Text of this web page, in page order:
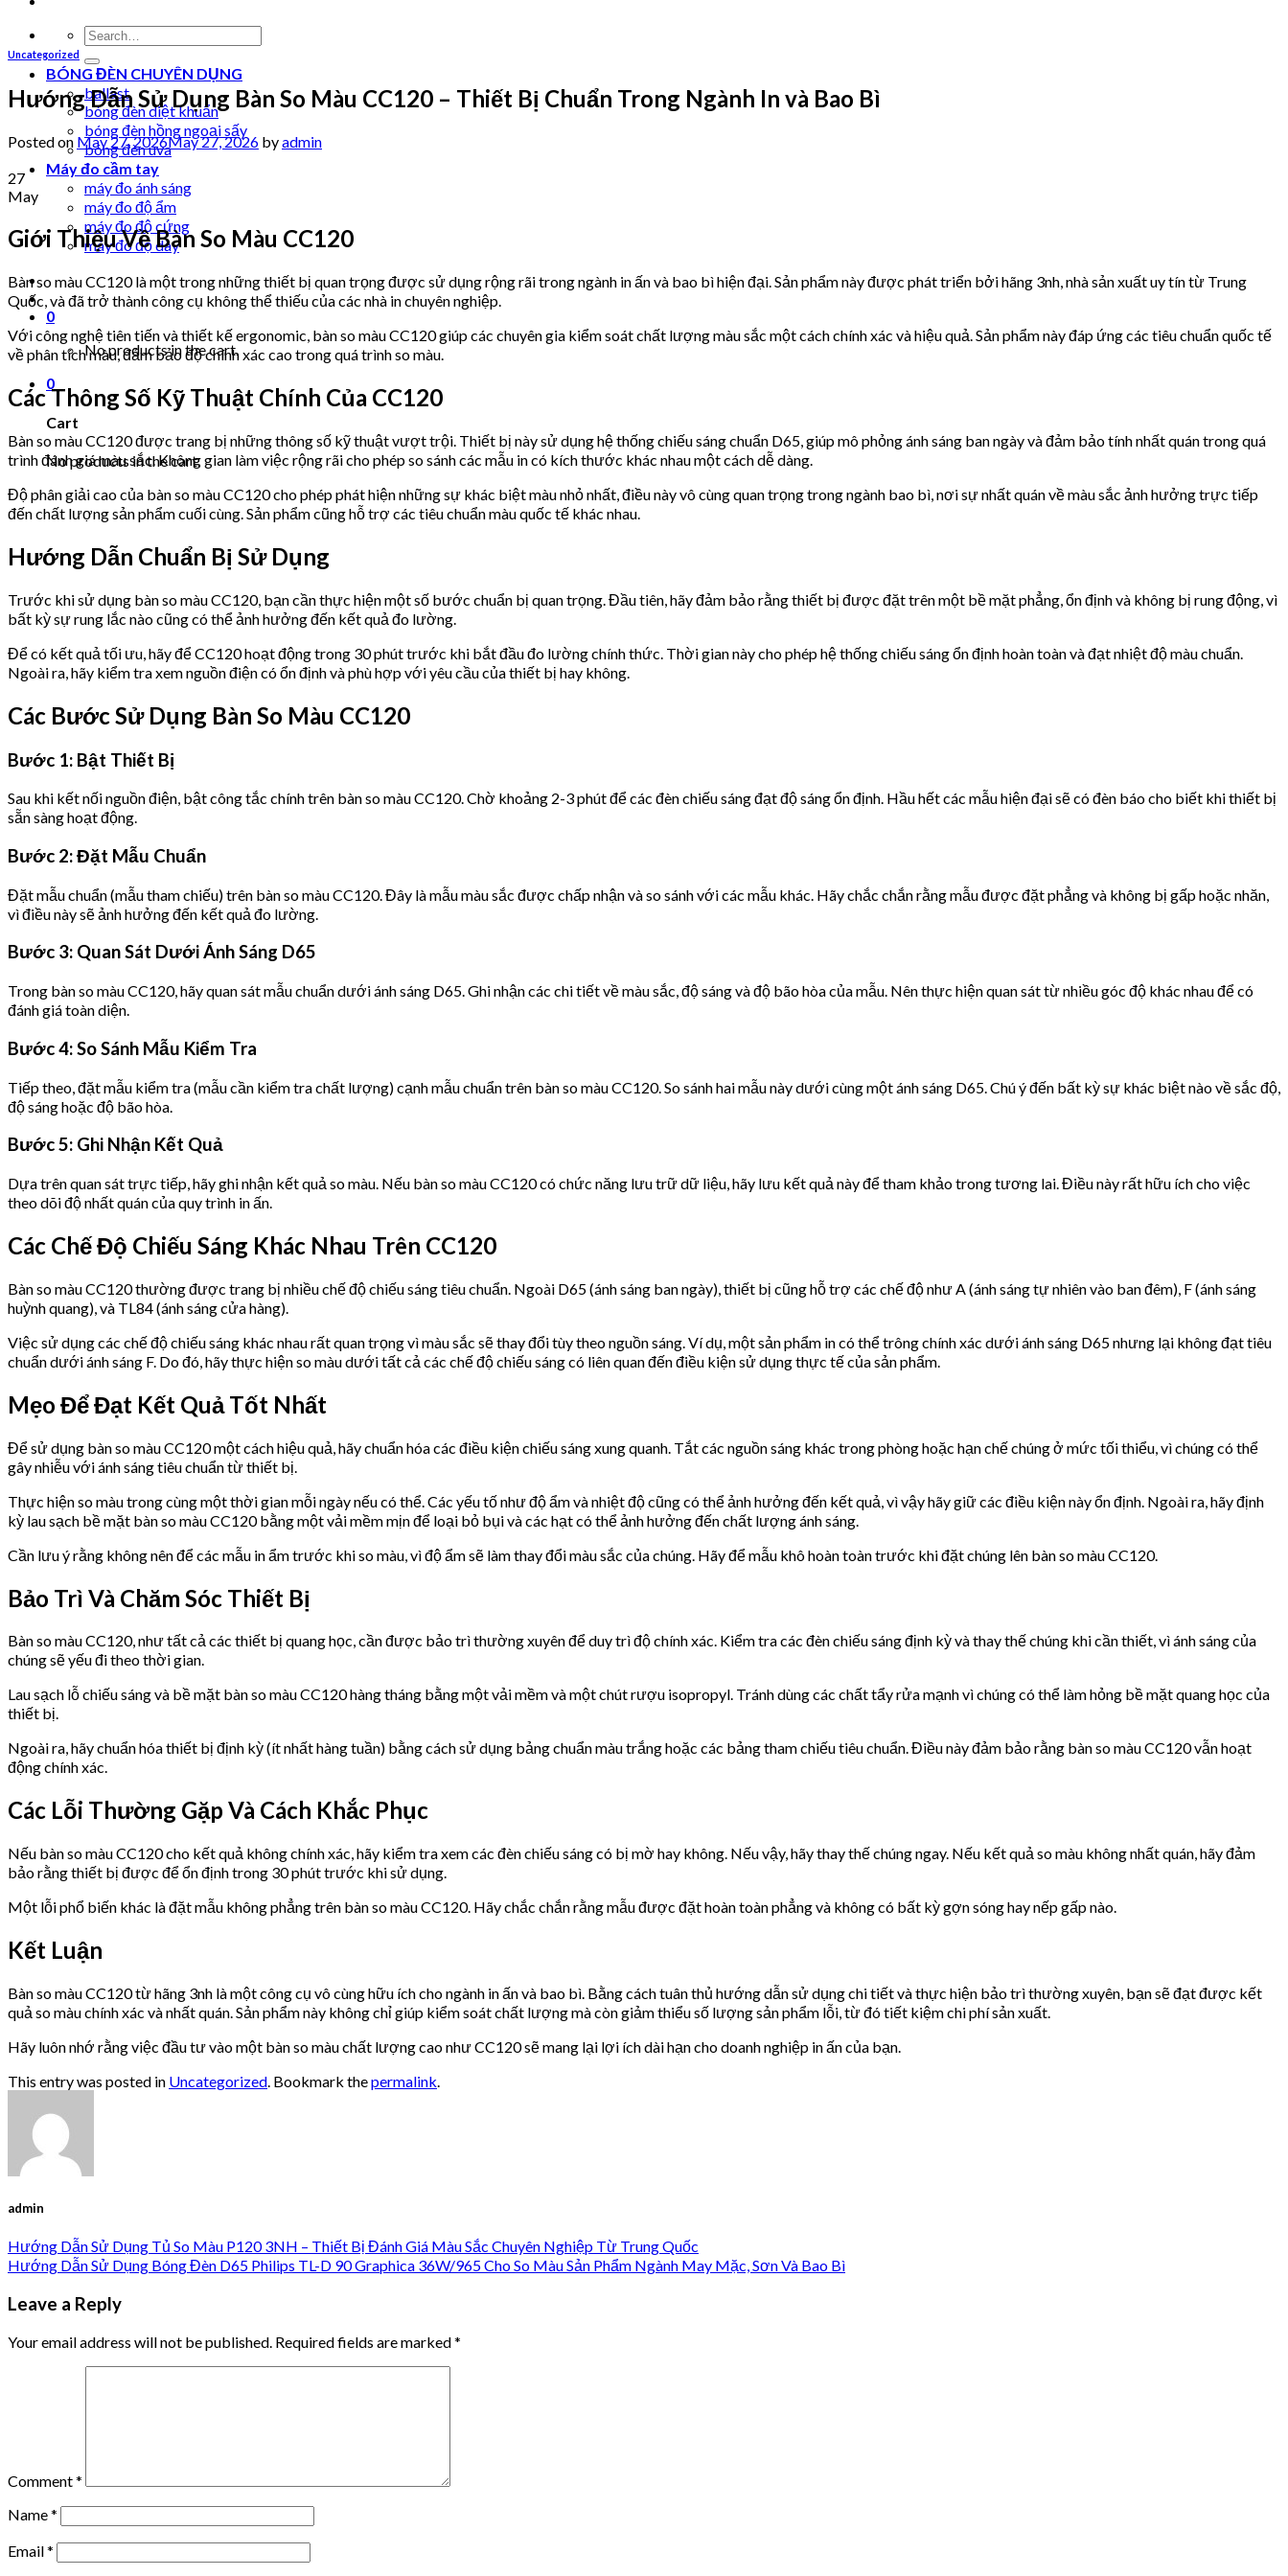
Search
for:
BÓNG ĐÈN CHUYÊN DỤNG
ballast
bóng đèn diệt khuẩn
bóng đèn hồng ngoại sấy
bóng đèn uva
Máy đo cầm tay
máy đo ánh sáng
máy đo độ ẩm
máy đo độ cứng
máy đo độ dày
0
No products in the cart.
0
Cart
No products in the cart.
Uncategorized
Hướng Dẫn Sử Dụng Bàn So Màu CC120 – Thiết Bị Chuẩn Trong Ngành In và Bao Bì
Posted on May 27, 2026May 27, 2026 byadmin
27
May
Giới Thiệu Về Bàn So Màu CC120
Bàn so màu CC120 là một trong những thiết bị quan trọng được sử dụng rộng rãi trong ngành in ấn và bao bì hiện đại. Sản phẩm này được phát triển bởi hãng 3nh, nhà sản xuất uy tín từ Trung
Quốc, và đã trở thành công cụ không thể thiếu của các nhà in chuyên nghiệp.
Với công nghệ tiên tiến và thiết kế ergonomic, bàn so màu CC120 giúp các chuyên gia kiểm soát chất lượng màu sắc một cách chính xác và hiệu quả. Sản phẩm này đáp ứng các tiêu chuẩn quốc tế
về phân tích màu, đảm bảo độ chính xác cao trong quá trình so màu.
Các Thông Số Kỹ Thuật Chính Của CC120
Bàn so màu CC120 được trang bị những thông số kỹ thuật vượt trội. Thiết bị này sử dụng hệ thống chiếu sáng chuẩn D65, giúp mô phỏng ánh sáng ban ngày và đảm bảo tính nhất quán trong quá
trình đánh giá màu sắc. Không gian làm việc rộng rãi cho phép so sánh các mẫu in có kích thước khác nhau một cách dễ dàng.
Độ phân giải cao của bàn so màu CC120 cho phép phát hiện những sự khác biệt màu nhỏ nhất, điều này vô cùng quan trọng trong ngành bao bì, nơi sự nhất quán về màu sắc ảnh hưởng trực tiếp
đến chất lượng sản phẩm cuối cùng. Sản phẩm cũng hỗ trợ các tiêu chuẩn màu quốc tế khác nhau.
Hướng Dẫn Chuẩn Bị Sử Dụng
Trước khi sử dụng bàn so màu CC120, bạn cần thực hiện một số bước chuẩn bị quan trọng. Đầu tiên, hãy đảm bảo rằng thiết bị được đặt trên một bề mặt phẳng, ổn định và không bị rung động, vì
bất kỳ sự rung lắc nào cũng có thể ảnh hưởng đến kết quả đo lường.
Để có kết quả tối ưu, hãy để CC120 hoạt động trong 30 phút trước khi bắt đầu đo lường chính thức. Thời gian này cho phép hệ thống chiếu sáng ổn định hoàn toàn và đạt nhiệt độ màu chuẩn.
Ngoài ra, hãy kiểm tra xem nguồn điện có ổn định và phù hợp với yêu cầu của thiết bị hay không.
Các Bước Sử Dụng Bàn So Màu CC120
Bước 1: Bật Thiết Bị
Sau khi kết nối nguồn điện, bật công tắc chính trên bàn so màu CC120. Chờ khoảng 2-3 phút để các đèn chiếu sáng đạt độ sáng ổn định. Hầu hết các mẫu hiện đại sẽ có đèn báo cho biết khi thiết bị
sẵn sàng hoạt động.
Bước 2: Đặt Mẫu Chuẩn
Đặt mẫu chuẩn (mẫu tham chiếu) trên bàn so màu CC120. Đây là mẫu màu sắc được chấp nhận và so sánh với các mẫu khác. Hãy chắc chắn rằng mẫu được đặt phẳng và không bị gấp hoặc nhăn,
vì điều này sẽ ảnh hưởng đến kết quả đo lường.
Bước 3: Quan Sát Dưới Ánh Sáng D65
Trong bàn so màu CC120, hãy quan sát mẫu chuẩn dưới ánh sáng D65. Ghi nhận các chi tiết về màu sắc, độ sáng và độ bão hòa của mẫu. Nên thực hiện quan sát từ nhiều góc độ khác nhau để có
đánh giá toàn diện.
Bước 4: So Sánh Mẫu Kiểm Tra
Tiếp theo, đặt mẫu kiểm tra (mẫu cần kiểm tra chất lượng) cạnh mẫu chuẩn trên bàn so màu CC120. So sánh hai mẫu này dưới cùng một ánh sáng D65. Chú ý đến bất kỳ sự khác biệt nào về sắc độ,
độ sáng hoặc độ bão hòa.
Bước 5: Ghi Nhận Kết Quả
Dựa trên quan sát trực tiếp, hãy ghi nhận kết quả so màu. Nếu bàn so màu CC120 có chức năng lưu trữ dữ liệu, hãy lưu kết quả này để tham khảo trong tương lai. Điều này rất hữu ích cho việc
theo dõi độ nhất quán của quy trình in ấn.
Các Chế Độ Chiếu Sáng Khác Nhau Trên CC120
Bàn so màu CC120 thường được trang bị nhiều chế độ chiếu sáng tiêu chuẩn. Ngoài D65 (ánh sáng ban ngày), thiết bị cũng hỗ trợ các chế độ như A (ánh sáng tự nhiên vào ban đêm), F (ánh sáng
huỳnh quang), và TL84 (ánh sáng cửa hàng).
Việc sử dụng các chế độ chiếu sáng khác nhau rất quan trọng vì màu sắc sẽ thay đổi tùy theo nguồn sáng. Ví dụ, một sản phẩm in có thể trông chính xác dưới ánh sáng D65 nhưng lại không đạt tiêu
chuẩn dưới ánh sáng F. Do đó, hãy thực hiện so màu dưới tất cả các chế độ chiếu sáng có liên quan đến điều kiện sử dụng thực tế của sản phẩm.
Mẹo Để Đạt Kết Quả Tốt Nhất
Để sử dụng bàn so màu CC120 một cách hiệu quả, hãy chuẩn hóa các điều kiện chiếu sáng xung quanh. Tắt các nguồn sáng khác trong phòng hoặc hạn chế chúng ở mức tối thiểu, vì chúng có thể
gây nhiễu với ánh sáng tiêu chuẩn từ thiết bị.
Thực hiện so màu trong cùng một thời gian mỗi ngày nếu có thể. Các yếu tố như độ ẩm và nhiệt độ cũng có thể ảnh hưởng đến kết quả, vì vậy hãy giữ các điều kiện này ổn định. Ngoài ra, hãy định
kỳ lau sạch bề mặt bàn so màu CC120 bằng một vải mềm mịn để loại bỏ bụi và các hạt có thể ảnh hưởng đến chất lượng ánh sáng.
Cần lưu ý rằng không nên để các mẫu in ẩm trước khi so màu, vì độ ẩm sẽ làm thay đổi màu sắc của chúng. Hãy để mẫu khô hoàn toàn trước khi đặt chúng lên bàn so màu CC120.
Bảo Trì Và Chăm Sóc Thiết Bị
Bàn so màu CC120, như tất cả các thiết bị quang học, cần được bảo trì thường xuyên để duy trì độ chính xác. Kiểm tra các đèn chiếu sáng định kỳ và thay thế chúng khi cần thiết, vì ánh sáng của
chúng sẽ yếu đi theo thời gian.
Lau sạch lỗ chiếu sáng và bề mặt bàn so màu CC120 hàng tháng bằng một vải mềm và một chút rượu isopropyl. Tránh dùng các chất tẩy rửa mạnh vì chúng có thể làm hỏng bề mặt quang học của
thiết bị.
Ngoài ra, hãy chuẩn hóa thiết bị định kỳ (ít nhất hàng tuần) bằng cách sử dụng bảng chuẩn màu trắng hoặc các bảng tham chiếu tiêu chuẩn. Điều này đảm bảo rằng bàn so màu CC120 vẫn hoạt
động chính xác.
Các Lỗi Thường Gặp Và Cách Khắc Phục
Nếu bàn so màu CC120 cho kết quả không chính xác, hãy kiểm tra xem các đèn chiếu sáng có bị mờ hay không. Nếu vậy, hãy thay thế chúng ngay. Nếu kết quả so màu không nhất quán, hãy đảm
bảo rằng thiết bị được để ổn định trong 30 phút trước khi sử dụng.
Một lỗi phổ biến khác là đặt mẫu không phẳng trên bàn so màu CC120. Hãy chắc chắn rằng mẫu được đặt hoàn toàn phẳng và không có bất kỳ gợn sóng hay nếp gấp nào.
Kết Luận
Bàn so màu CC120 từ hãng 3nh là một công cụ vô cùng hữu ích cho ngành in ấn và bao bì. Bằng cách tuân thủ hướng dẫn sử dụng chi tiết và thực hiện bảo trì thường xuyên, bạn sẽ đạt được kết
quả so màu chính xác và nhất quán. Sản phẩm này không chỉ giúp kiểm soát chất lượng mà còn giảm thiểu số lượng sản phẩm lỗi, từ đó tiết kiệm chi phí sản xuất.
Hãy luôn nhớ rằng việc đầu tư vào một bàn so màu chất lượng cao như CC120 sẽ mang lại lợi ích dài hạn cho doanh nghiệp in ấn của bạn.
This entry was posted in Uncategorized. Bookmark thepermalink.
admin
Hướng Dẫn Sử Dụng Tủ So Màu P120 3NH – Thiết Bị Đánh Giá Màu Sắc Chuyên Nghiệp Từ Trung Quốc
Hướng Dẫn Sử Dụng Bóng Đèn D65 Philips TL-D 90 Graphica 36W/965 Cho So Màu Sản Phẩm Ngành May Mặc, Sơn Và Bao Bì
Leave a Reply
Your email address will not be published. Required fields are marked*
Comment*
Name*
Email*